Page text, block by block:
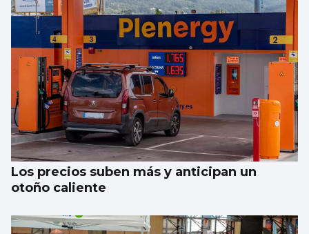
Los precios suben más y anticipan un
otoño caliente